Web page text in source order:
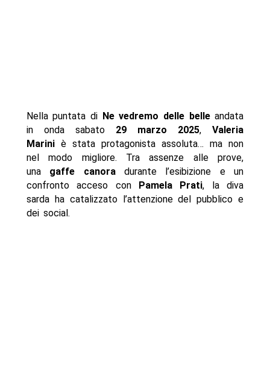
Nella puntata di Ne vedremo delle belleandata
in onda sabato 29 marzo 2025,Valeria
Mariniè stata protagonista assoluta… ma non
nel modo migliore. Tra assenze alle prove,
una gaffe canoradurante l’esibizione e un
confronto acceso con Pamela Prati, la diva
sarda ha catalizzato l’attenzione del pubblico e
dei social.